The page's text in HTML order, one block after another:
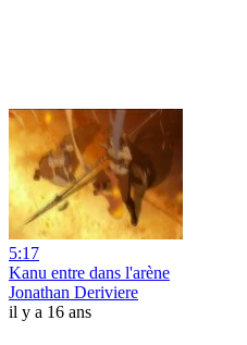
5:17
Kanu entre dans l'arène
Jonathan Deriviere
il y a 16 ans